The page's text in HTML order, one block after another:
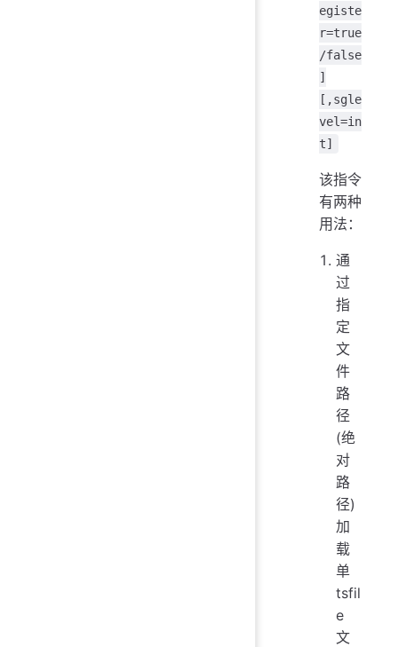
egiste
r=true
/false
]
[,sgle
vel=in
t]
该指令
有两种
用法：
通
过
指
定
文
件
路
径
(绝
对
路
径)
加
载
单
tsfil
e
文